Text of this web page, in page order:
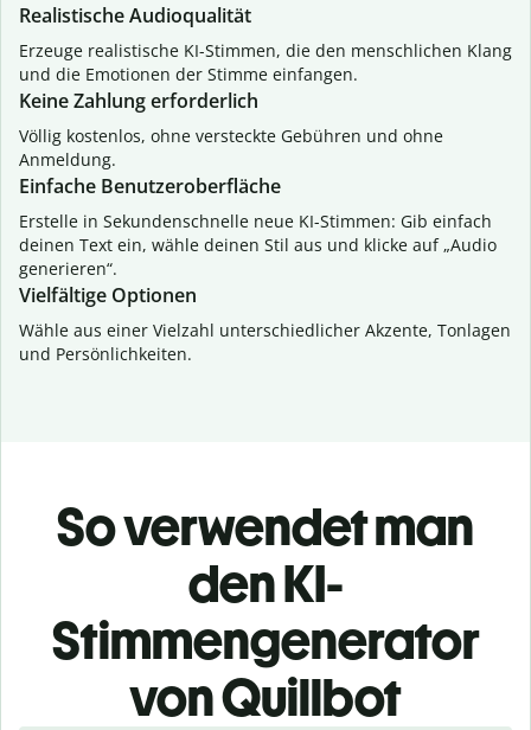
Realistische Audioqualität
Erzeuge realistische KI-Stimmen, die den menschlichen Klang
und die Emotionen der Stimme einfangen.
Keine Zahlung erforderlich
Völlig kostenlos, ohne versteckte Gebühren und ohne
Anmeldung.
Einfache Benutzeroberfläche
Erstelle in Sekundenschnelle neue KI-Stimmen: Gib einfach
deinen Text ein, wähle deinen Stil aus und klicke auf „Audio
generieren“.
Vielfältige Optionen
Wähle aus einer Vielzahl unterschiedlicher Akzente, Tonlagen
und Persönlichkeiten.
So verwendet man
den KI-
Stimmengenerator
von Quillbot